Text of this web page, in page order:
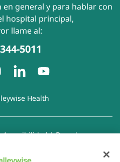
general y para hablar con
hospital principal,
llame al:
5011
Health
Accesibilidad|Derechos y
de la Discriminación